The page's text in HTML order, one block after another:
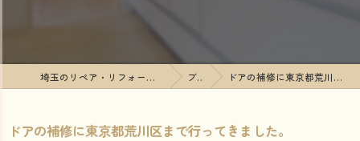
埼玉のリペア・リフォームならTOTALREPAIR Glanz ブログ ドアの補修に東京都荒川区まで行ってきました。
ドアの補修に東京都荒川区まで行ってきました。